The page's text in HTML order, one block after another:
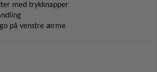
med trykknapper
på venstre ærme